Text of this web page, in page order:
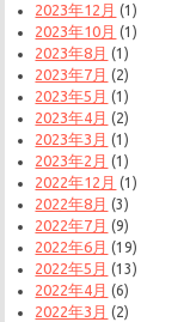
2023年12月 (1)
2023年10月 (1)
2023年8月 (1)
2023年7月 (2)
2023年5月 (1)
2023年4月 (2)
2023年3月 (1)
2023年2月 (1)
2022年12月 (1)
2022年8月 (3)
2022年7月 (9)
2022年6月 (19)
2022年5月 (13)
2022年4月 (6)
2022年3月 (2)